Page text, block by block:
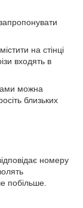
на стінці
входять в
можна
близьких
номеру
побільше.